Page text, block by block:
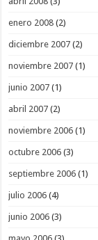
enero 2008 (2)
diciembre 2007 (2)
noviembre 2007 (1)
junio 2007 (1)
abril 2007 (2)
noviembre 2006 (1)
octubre 2006 (3)
septiembre 2006 (1)
julio 2006 (4)
junio 2006 (3)